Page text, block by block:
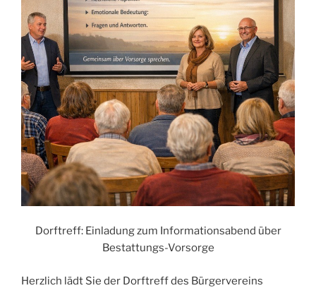
Dorftreff: Einladung zum Informationsabend über
Bestattungs-Vorsorge
Herzlich lädt Sie der Dorftreff des Bürgervereins